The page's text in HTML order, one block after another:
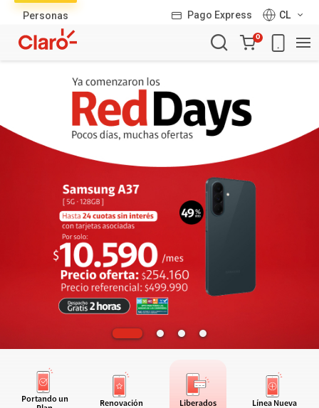
Personas Pago Express
CL
Carro
de
0
Portando un
Renovación Liberados Línea Nueva
productos